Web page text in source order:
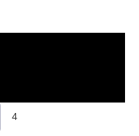
elitr
sit amet,
elitr
4